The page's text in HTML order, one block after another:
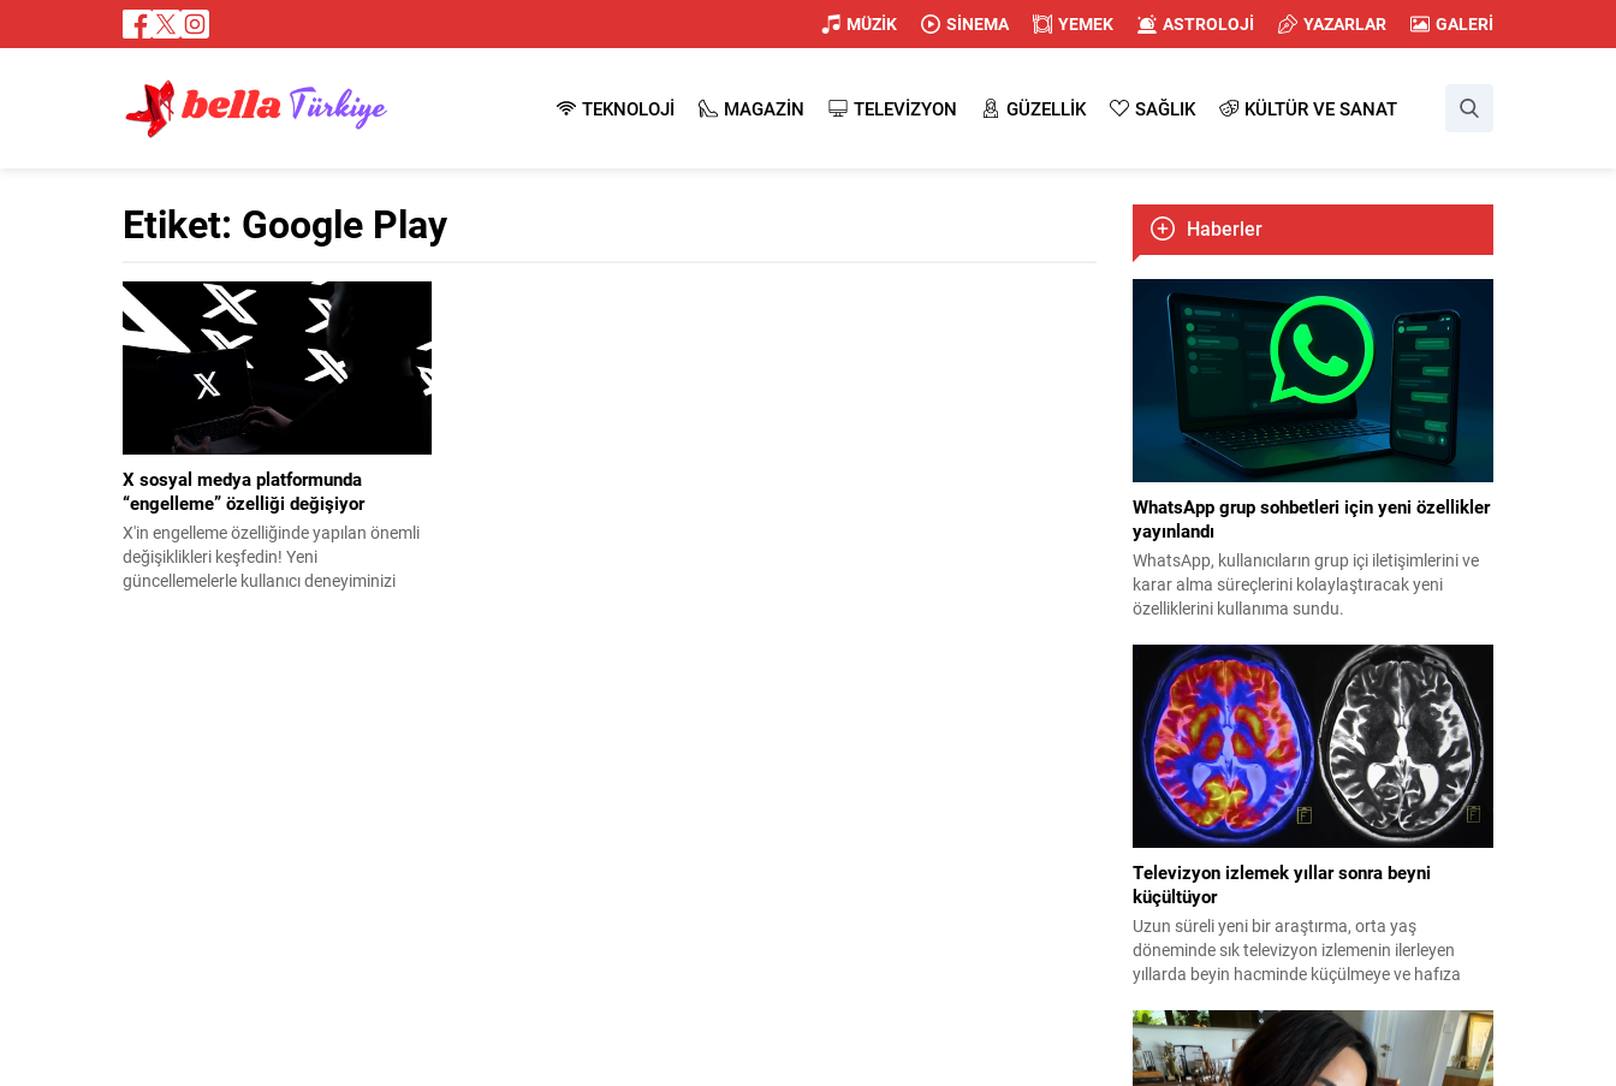
MÜZİK SİNEMA YEMEK ASTROLOJİ YAZARLAR GALERİ
TEKNOLOJİ MAGAZİN TELEVİZYON GÜZELLİK SAĞLIK KÜLTÜR VE SANAT
Etiket: Google Play
X sosyal medya platformunda
“engelleme” özelliği değişiyor
X'in engelleme özelliğinde yapılan önemli
değişiklikleri keşfedin! Yeni
güncellemelerle kullanıcı deneyiminizi
Haberler
WhatsApp grup sohbetleri için yeni özellikler
yayınlandı
WhatsApp, kullanıcıların grup içi iletişimlerini ve
karar alma süreçlerini kolaylaştıracak yeni
özelliklerini kullanıma sundu.
Televizyon izlemek yıllar sonra beyni
küçültüyor
Uzun süreli yeni bir araştırma, orta yaş
döneminde sık televizyon izlemenin ilerleyen
yıllarda beyin hacminde küçülmeye ve hafıza